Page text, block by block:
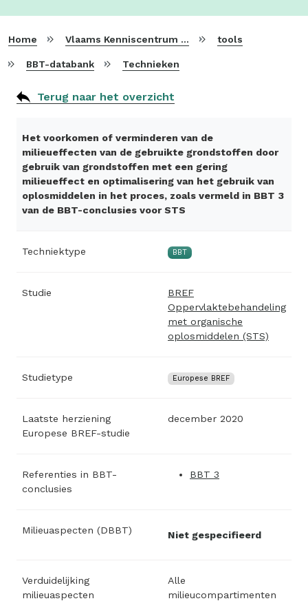
Home Vlaams Kenniscentrum voor Beste Beschikbare Technieken tools
BBT-databank Technieken
Terug naar het overzicht
Het voorkomen of verminderen van de
milieueffecten van de gebruikte grondstoffen door
gebruik van grondstoffen met een gering
milieueffect en optimalisering van het gebruik van
oplosmiddelen in het proces, zoals vermeld in BBT 3
van de BBT-conclusies voor STS
Techniektype BBT
Studie
BREF
Oppervlaktebehandeling
met organische
oplosmiddelen (STS)
Studietype Europese BREF
Laatste herziening
Europese BREF-studie
december 2020
Referenties in BBT-
conclusies
BBT 3
Milieuaspecten (DBBT) Niet gespecifieerd
Verduidelijking
milieuaspecten
Alle
milieucompartimenten